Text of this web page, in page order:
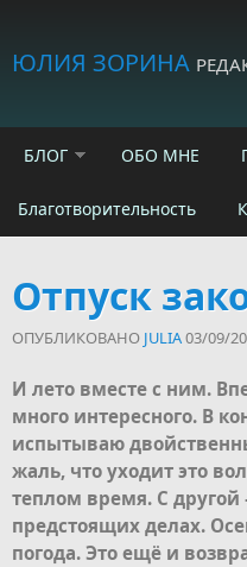
ЮЛИЯ ЗОРИНА
БЛОГ ОБО МНЕ
Благотворительность
Отпуск
ОПУБЛИКОВАНО JULIA03/09/
И лето вместе с ним.
много интересного. В
испытываю
жаль, что уходит это
теплом время. С
предстоящих делах.
погода. Это ещё и